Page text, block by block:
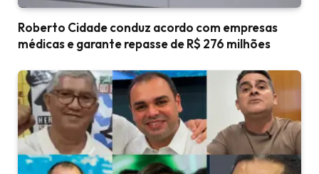
Roberto Cidade conduz acordo com empresas
médicas e garante repasse de R$ 276 milhões